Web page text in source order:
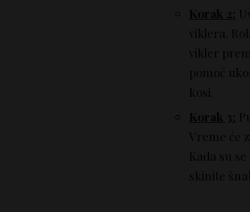
Korak 2:
viklera.
vikler
pomoć
kosi.
Korak 3:
Vreme će
Kada su
skinite